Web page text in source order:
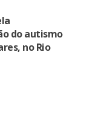
do autismo
no Rio